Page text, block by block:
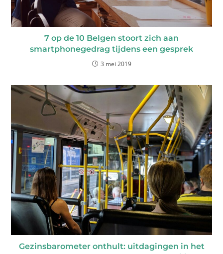
7 op de 10 Belgen stoort zich aan
smartphonegedrag tijdens een gesprek
3 mei 2019
Gezinsbarometer onthult: uitdagingen in het